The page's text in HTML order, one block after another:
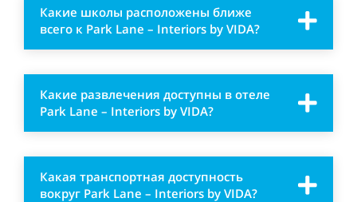
Какие школы расположены ближе
всего к Park Lane – Interiors by VIDA?
Какие развлечения доступны в отеле
Park Lane – Interiors by VIDA?
Какая транспортная доступность
вокруг Park Lane – Interiors by VIDA?